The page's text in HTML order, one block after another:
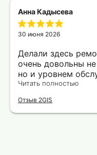
Анна Кадысева
30 июня 2026
Делали здесь
очень довольны
но и уровнем
машину пришлось
добраться до
любезно
отдельная
действительно
Читать полностью
Отзыв 2GIS